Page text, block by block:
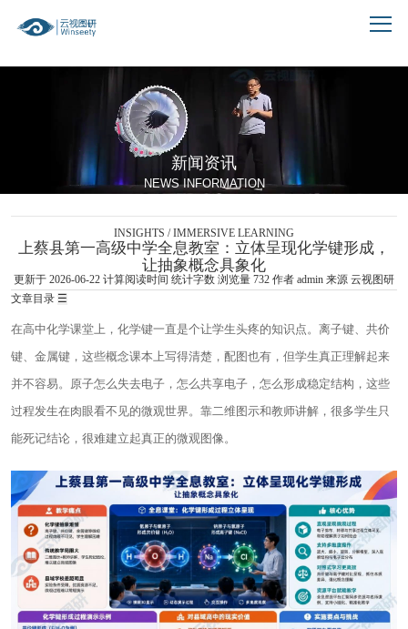
新闻资讯
NEWS INFORMATION
INSIGHTS / IMMERSIVE LEARNING
上蔡县第一高级中学全息教室：立体呈现化学键形成，
让抽象概念具象化
更新于 2026-06-22 计算阅读时间 统计字数 浏览量 732 作者 admin 来源 云视图研
文章目录 ☰
在高中化学课堂上，化学键一直是个让学生头疼的知识点。离子键、共价
键、金属键，这些概念课本上写得清楚，配图也有，但学生真正理解起来
并不容易。原子怎么失去电子，怎么共享电子，怎么形成稳定结构，这些
过程发生在肉眼看不见的微观世界。靠二维图示和教师讲解，很多学生只
能死记结论，很难建立起真正的微观图像。